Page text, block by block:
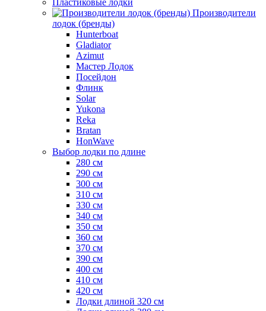
Пластиковые лодки
Производители
лодок (бренды)
Hunterboat
Gladiator
Azimut
Мастер Лодок
Посейдон
Флинк
Solar
Yukona
Reka
Bratan
HonWave
Выбор лодки по длине
280 см
290 см
300 см
310 см
330 см
340 см
350 см
360 см
370 см
390 см
400 см
410 см
420 см
Лодки длиной 320 см